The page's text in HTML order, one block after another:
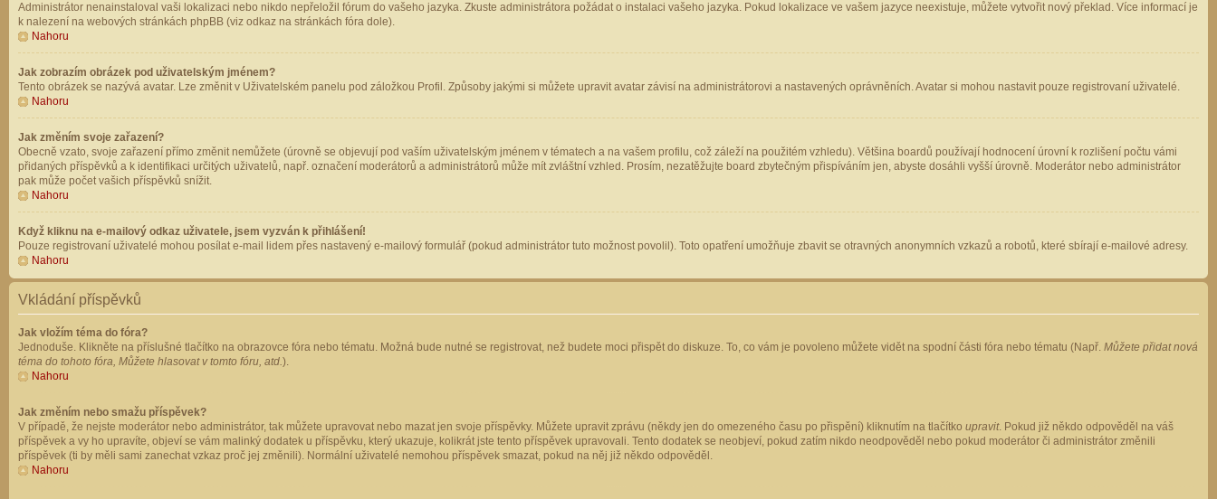
Administrátor nenainstaloval vaši lokalizaci nebo nikdo nepřeložil fórum do vašeho jazyka. Zkuste administrátora požádat o instalaci vašeho jazyka. Pokud lokalizace ve vašem jazyce neexistuje, můžete vytvořit nový překlad. Více informací je
k nalezení na webových stránkách phpBB (viz odkaz na stránkách fóra dole).
Nahoru
Jak zobrazím obrázek pod uživatelským jménem?
Tento obrázek se nazývá avatar. Lze změnit v Uživatelském panelu pod záložkou Profil. Způsoby jakými si můžete upravit avatar závisí na administrátorovi a nastavených oprávněních. Avatar si mohou nastavit pouze registrovaní uživatelé.
Nahoru
Jak změním svoje zařazení?
Obecně vzato, svoje zařazení přímo změnit nemůžete (úrovně se objevují pod vaším uživatelským jménem v tématech a na vašem profilu, což záleží na použitém vzhledu). Většina boardů používají hodnocení úrovní k rozlišení počtu vámi
přidaných příspěvků a k identifikaci určitých uživatelů, např. označení moderátorů a administrátorů může mít zvláštní vzhled. Prosím, nezatěžujte board zbytečným přispíváním jen, abyste dosáhli vyšší úrovně. Moderátor nebo administrátor
pak může počet vašich příspěvků snížit.
Nahoru
Když kliknu na e-mailový odkaz uživatele, jsem vyzván k přihlášení!
Pouze registrovaní uživatelé mohou posílat e-mail lidem přes nastavený e-mailový formulář (pokud administrátor tuto možnost povolil). Toto opatření umožňuje zbavit se otravných anonymních vzkazů a robotů, které sbírají e-mailové adresy.
Nahoru
Vkládání příspěvků
Jak vložím téma do fóra?
Jednoduše. Klikněte na příslušné tlačítko na obrazovce fóra nebo tématu. Možná bude nutné se registrovat, než budete moci přispět do diskuze. To, co vám je povoleno můžete vidět na spodní části fóra nebo tématu (Např. Můžete přidat nová
téma do tohoto fóra, Můžete hlasovat v tomto fóru, atd.).
Nahoru
Jak změním nebo smažu příspěvek?
V případě, že nejste moderátor nebo administrátor, tak můžete upravovat nebo mazat jen svoje příspěvky. Můžete upravit zprávu (někdy jen do omezeného času po přispění) kliknutím na tlačítko upravit. Pokud již někdo odpověděl na váš
příspěvek a vy ho upravíte, objeví se vám malinký dodatek u příspěvku, který ukazuje, kolikrát jste tento příspěvek upravovali. Tento dodatek se neobjeví, pokud zatím nikdo neodpověděl nebo pokud moderátor či administrátor změnili
příspěvek (ti by měli sami zanechat vzkaz proč jej změnili). Normální uživatelé nemohou příspěvek smazat, pokud na něj již někdo odpověděl.
Nahoru